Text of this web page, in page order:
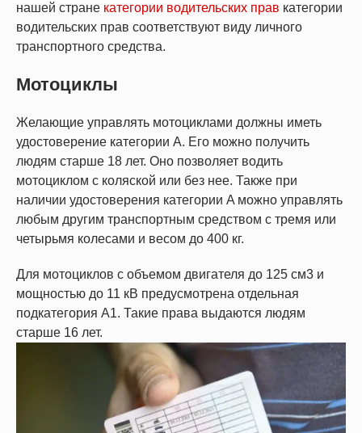
нашей стране категории водительских прав категории
водительских прав соответствуют виду личного
транспортного средства.
Мотоциклы
Желающие управлять мотоциклами должны иметь
удостоверение категории A. Его можно получить
людям старше 18 лет. Оно позволяет водить
мотоциклом с коляской или без нее. Также при
наличии удостоверения категории A можно управлять
любым другим транспортным средством с тремя или
четырьмя колесами и весом до 400 кг.
Для мотоциклов с объемом двигателя до 125 см3 и
мощностью до 11 кВ предусмотрена отдельная
подкатегория А1. Такие права выдаются людям
старше 16 лет.